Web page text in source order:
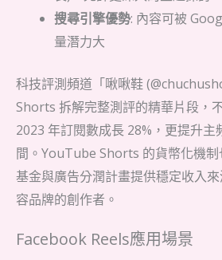
搜尋引擎優勢: 內容可被
量潛力大
科技評測頻道「啾啾鞋
Shorts 拆解完整測評的精華片段，
2023 年訂閱數成長 28%，更提升主
間。YouTube Shorts 的貨幣化機
基金與廣告分潤計畫提供穩定收入
容品牌的創作者。
Facebook Reels應用場景